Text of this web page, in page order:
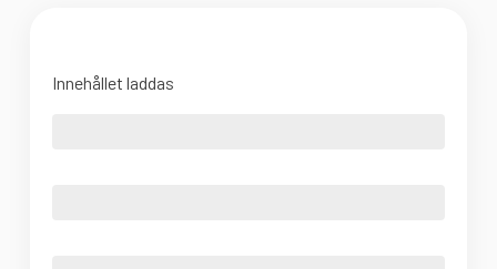
Innehållet laddas